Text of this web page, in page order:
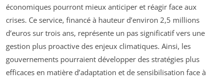
économiques pourront mieux anticiper et réagir face aux
crises. Ce service, financé à hauteur d’environ 2,5 millions
d’euros sur trois ans, représente un pas significatif vers une
gestion plus proactive des enjeux climatiques. Ainsi, les
gouvernements pourraient développer des stratégies plus
efficaces en matière d’adaptation et de sensibilisation face à